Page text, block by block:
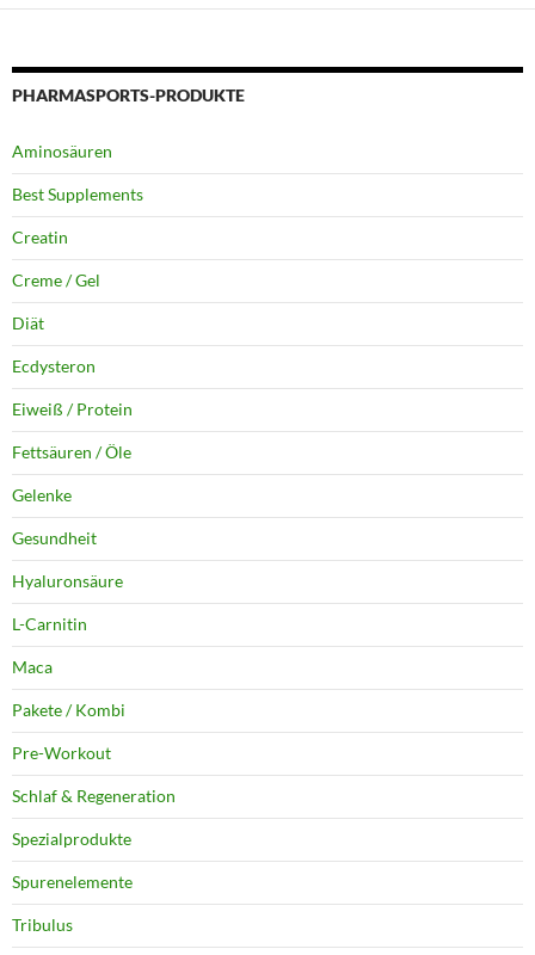
PHARMASPORTS-PRODUKTE
Aminosäuren
Best Supplements
Creatin
Creme / Gel
Diät
Ecdysteron
Eiweiß / Protein
Fettsäuren / Öle
Gelenke
Gesundheit
Hyaluronsäure
L-Carnitin
Maca
Pakete / Kombi
Pre-Workout
Schlaf & Regeneration
Spezialprodukte
Spurenelemente
Tribulus